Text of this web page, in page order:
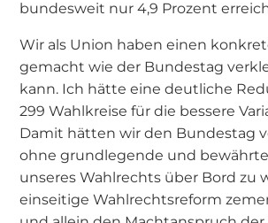
bundesweit nur 4,9 Prozent
Wir als Union haben einen
gemacht wie der Bundestag
kann. Ich hätte eine deutliche
299 Wahlkreise für die bessere
Damit hätten wir den Bundestag
ohne grundlegende und
unseres Wahlrechts über Bord zu
einseitige Wahlrechtsreform